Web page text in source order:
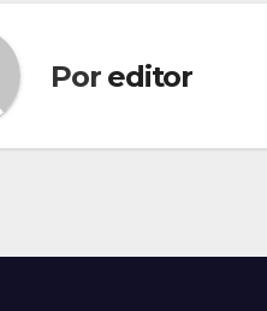
Por editor